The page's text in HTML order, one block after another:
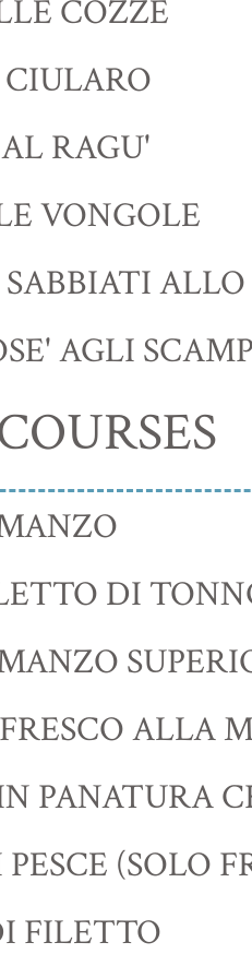
COZZE
RAGU'
VONGOLE
AGLI
DI
FRESCO ALLA
PANATURA
(SOLO
FILETTO